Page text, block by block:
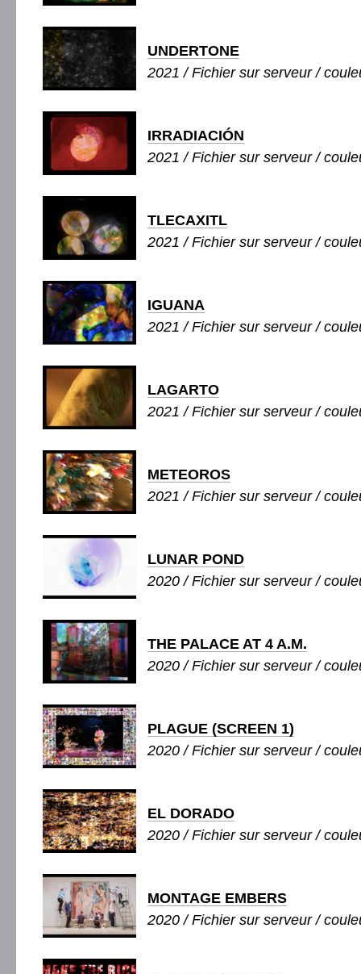
UNDERTONE
2021 / Fichier sur serveur /
IRRADIACIÓN
2021 / Fichier sur serveur /
TLECAXITL
2021 / Fichier sur serveur /
IGUANA
2021 / Fichier sur serveur /
LAGARTO
2021 / Fichier sur serveur /
METEOROS
2021 / Fichier sur serveur /
LUNAR POND
2020 / Fichier sur serveur /
THE PALACE AT 4 A.M.
2020 / Fichier sur serveur /
PLAGUE (SCREEN 1)
2020 / Fichier sur serveur /
EL DORADO
2020 / Fichier sur serveur /
MONTAGE EMBERS
2020 / Fichier sur serveur /